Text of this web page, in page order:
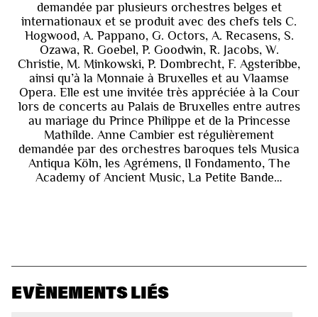
demandée par plusieurs orchestres belges et
internationaux et se produit avec des chefs tels C.
Hogwood, A. Pappano, G. Octors, A. Recasens, S.
Ozawa, R. Goebel, P. Goodwin, R. Jacobs, W.
Christie, M. Minkowski, P. Dombrecht, F. Agsteribbe,
ainsi qu’à la Monnaie à Bruxelles et au Vlaamse
Opera. Elle est une invitée très appréciée à la Cour
lors de concerts au Palais de Bruxelles entre autres
au mariage du Prince Philippe et de la Princesse
Mathilde. Anne Cambier est régulièrement
demandée par des orchestres baroques tels Musica
Antiqua Köln, les Agrémens, Il Fondamento, The
Academy of Ancient Music, La Petite Bande…
EVÈNEMENTS LIÉS